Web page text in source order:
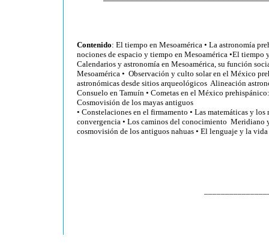
Contenido: El tiempo en Mesoamérica • La astronomía
nociones de espacio y tiempo en Mesoamérica •El tiempo
Calendarios y astronomía en Mesoamérica, su función
Mesoamérica • Observación y culto solar en el México
astronómicas desde sitios arqueológicos Alineación
Consuelo en Tamuín • Cometas en el México
Cosmovisión de los mayas antiguos
• Constelaciones en el firmamento • Las matemáticas y
convergencia • Los caminos del conocimiento Meridiano
cosmovisión de los antiguos nahuas • El lenguaje y la